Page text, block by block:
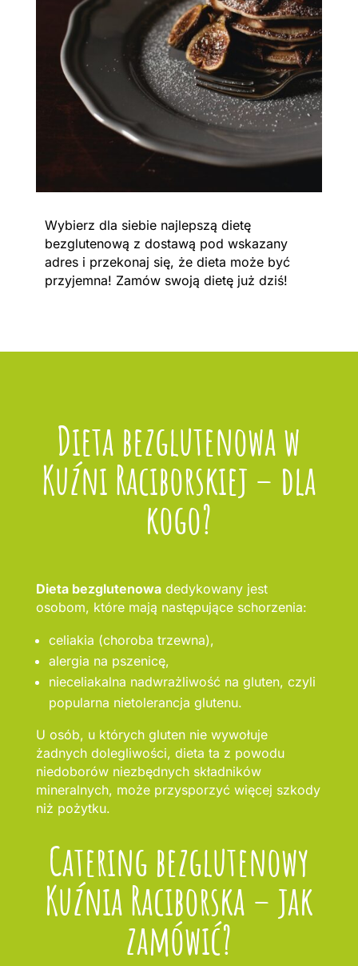
Wybierz dla siebie najlepszą dietę
bezglutenową z dostawą pod wskazany
adres i przekonaj się, że dieta może być
przyjemna! Zamów swoją dietę już dziś!
Dieta bezglutenowa w
Kuźni Raciborskiej – dla
kogo?
Dieta bezglutenowadedykowany jest
osobom, które mają następujące schorzenia:
celiakia (choroba trzewna),
alergia na pszenicę,
nieceliakalna nadwrażliwość na gluten, czyli
popularna nietolerancja glutenu.
U osób, u których gluten nie wywołuje
żadnych dolegliwości, dieta ta z powodu
niedoborów niezbędnych składników
mineralnych, może przysporzyć więcej szkody
niż pożytku.
Catering bezglutenowy
Kuźnia Raciborska – jak
zamówić?